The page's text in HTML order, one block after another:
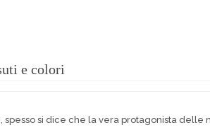
e colori
spesso si dice che la vera protagonista delle